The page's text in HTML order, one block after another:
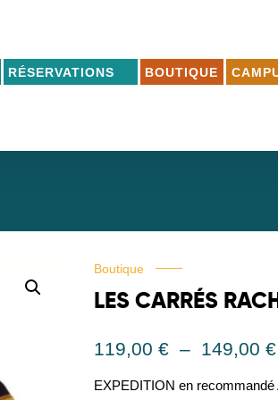
RÉSERVATIONS BOUTIQUE
Boutique
LES CARRÉS
119,00€ – 149,00€
EXPEDITION en